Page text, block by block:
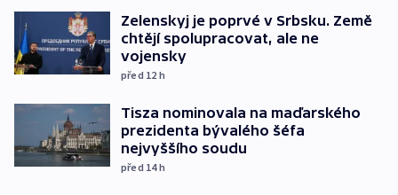
Zelenskyj je poprvé v Srbsku. Země
chtějí spolupracovat, ale ne
vojensky
před 12 h
Tisza nominovala na maďarského
prezidenta bývalého šéfa
nejvyššího soudu
před 14h